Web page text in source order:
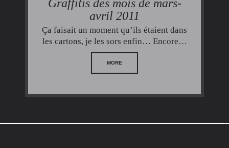
Graffitis des mois de mars-
avril 2011
Ça faisait un moment qu’ils étaient dans
les cartons, je les sors enfin… Encore…
MORE